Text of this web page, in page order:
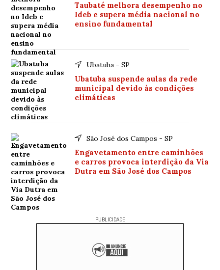
Taubaté melhora desempenho no
Ideb e supera média nacional no
ensino fundamental
Ubatuba - SP
Ubatuba suspende aulas da rede
municipal devido às condições
climáticas
São José dos Campos - SP
Engavetamento entre caminhões
e carros provoca interdição da Via
Dutra em São José dos Campos
PUBLICIDADE